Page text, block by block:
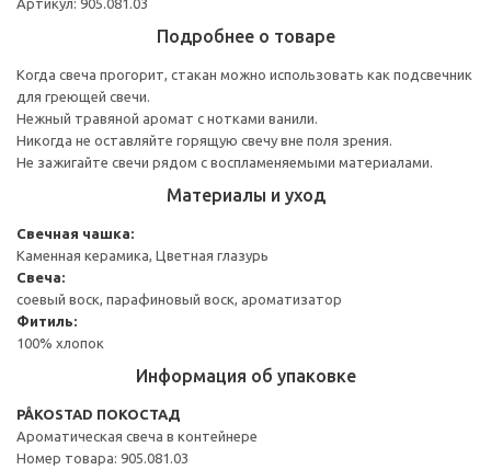
Подробнее о товаре
Когда свеча прогорит, стакан можно использовать как подсвечник
для греющей свечи.
Нежный травяной аромат с нотками ванили.
Никогда не оставляйте горящую свечу вне поля зрения.
Не зажигайте свечи рядом с воспламеняемыми материалами.
Материалы и уход
Свечная чашка:
Каменная керамика, Цветная глазурь
Свеча:
соевый воск, парафиновый воск, ароматизатор
Фитиль:
100% хлопок
Информация об упаковке
PÅKOSTAD ПОКОСТАД
Ароматическая свеча в контейнере
Номер товара: 905.081.03